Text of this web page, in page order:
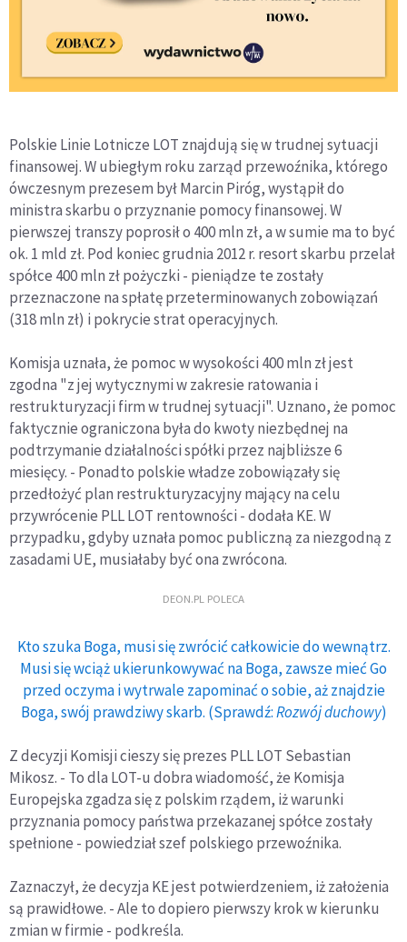
Polskie Linie Lotnicze LOT znajdują się w trudnej sytuacji
finansowej. W ubiegłym roku zarząd przewoźnika, którego
ówczesnym prezesem był Marcin Piróg, wystąpił do
ministra skarbu o przyznanie pomocy finansowej. W
pierwszej transzy poprosił o 400 mln zł, a w sumie ma to być
ok. 1 mld zł. Pod koniec grudnia 2012 r. resort skarbu przelał
spółce 400 mln zł pożyczki - pieniądze te zostały
przeznaczone na spłatę przeterminowanych zobowiązań
(318 mln zł) i pokrycie strat operacyjnych.
Komisja uznała, że pomoc w wysokości 400 mln zł jest
zgodna "z jej wytycznymi w zakresie ratowania i
restrukturyzacji firm w trudnej sytuacji". Uznano, że pomoc
faktycznie ograniczona była do kwoty niezbędnej na
podtrzymanie działalności spółki przez najbliższe 6
miesięcy. - Ponadto polskie władze zobowiązały się
przedłożyć plan restrukturyzacyjny mający na celu
przywrócenie PLL LOT rentowności - dodała KE. W
przypadku, gdyby uznała pomoc publiczną za niezgodną z
zasadami UE, musiałaby być ona zwrócona.
DEON.PL POLECA
Kto szuka Boga, musi się zwrócić całkowicie do wewnątrz.
Musi się wciąż ukierunkowywać na Boga, zawsze mieć Go
przed oczyma i wytrwale zapominać o sobie, aż znajdzie
Boga, swój prawdziwy skarb. (Sprawdź:Rozwój duchowy)
Z decyzji Komisji cieszy się prezes PLL LOT Sebastian
Mikosz. - To dla LOT-u dobra wiadomość, że Komisja
Europejska zgadza się z polskim rządem, iż warunki
przyznania pomocy państwa przekazanej spółce zostały
spełnione - powiedział szef polskiego przewoźnika.
Zaznaczył, że decyzja KE jest potwierdzeniem, iż założenia
są prawidłowe. - Ale to dopiero pierwszy krok w kierunku
zmian w firmie - podkreśla.